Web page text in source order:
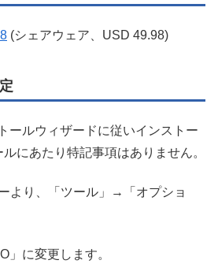
(シェアウェア、USD 49.98)
ールウィザードに従いインストー
にあたり特記事項はありません。
より、「ツール」→「オプショ
」に変更します。